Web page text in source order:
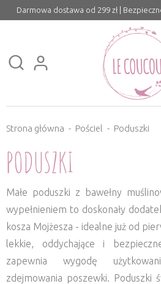
Darmowa dostawa od 299 zł |
Strona główna Pościel Poduszki
PODUSZKI
Małe poduszki z bawełny
wypełnieniem to doskonały
kosza Mojżesza - idealne już od
lekkie, oddychające i
zapewnia wygodę
zdejmowania poszewki. Poduszki